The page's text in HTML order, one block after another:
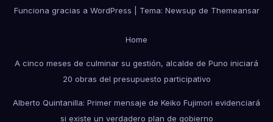
Funciona gracias a WordPress Tema: Newsup de Themeansar
Home
A cinco meses de culminar su gestión, alcalde de Puno iniciará
20 obras del presupuesto participativo
Alberto Quintanilla: Primer mensaje de Keiko Fujimori evidenciará
si existe un verdadero plan de gobierno